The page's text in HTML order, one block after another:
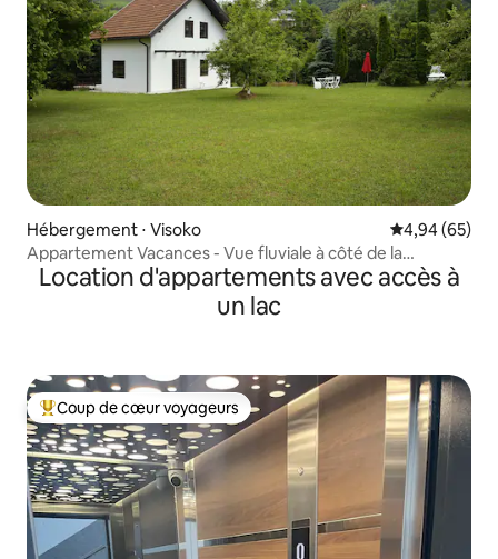
Hébergement ⋅ Visoko Évaluation
4,94 (65)
Appartement Vacances - Vue fluviale à côté de la
pyramide
Location d'appartements avec accès à
un lac
Coups de cœur voyageurs les plus appréciés
Coup de cœur voyageurs